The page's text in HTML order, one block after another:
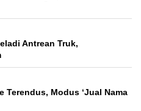
Antrean Truk,
Terendus, Modus ‘Jual Nama